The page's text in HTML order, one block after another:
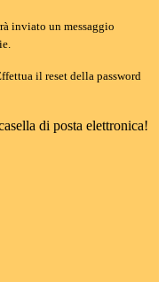
inviato un messaggio
il reset della password
di posta elettronica!